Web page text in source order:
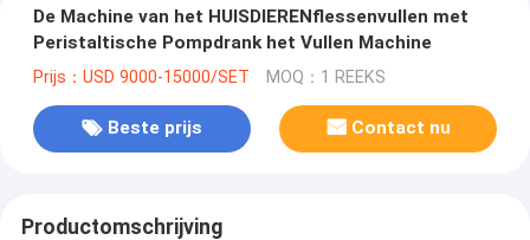
De Machine van het HUISDIERENflessenvullen met
Peristaltische Pompdrank het Vullen Machine
Prijs：USD 9000-15000/SET MOQ：1 REEKS
Beste prijs Contact nu
Productomschrijving